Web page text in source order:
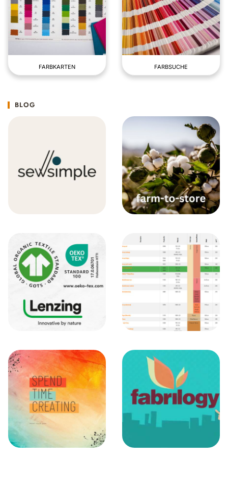
FARBKARTEN FARBSUCHE
BLOG